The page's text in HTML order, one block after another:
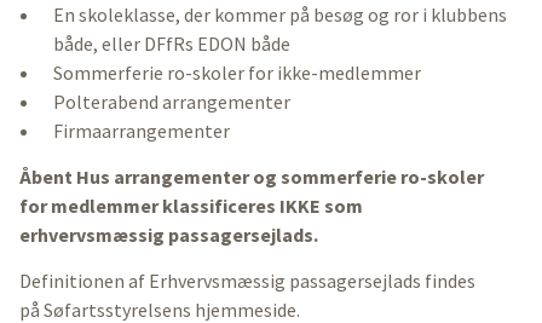
En skoleklasse, der kommer på besøg og ror i klubbens
både, eller DFfRs EDON både
Sommerferie ro-skoler for ikke-medlemmer
Polterabend arrangementer
Firmaarrangementer
Åbent Hus arrangementer og sommerferie ro-skoler
for medlemmer klassificeres IKKE som
erhvervsmæssig passagersejlads.
Definitionen af Erhvervsmæssig passagersejlads findes
på Søfartsstyrelsens hjemmeside.